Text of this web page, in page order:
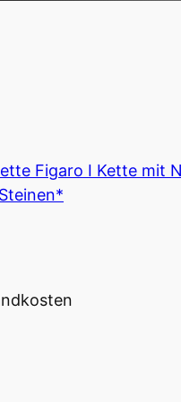
Figaro I Kette mit